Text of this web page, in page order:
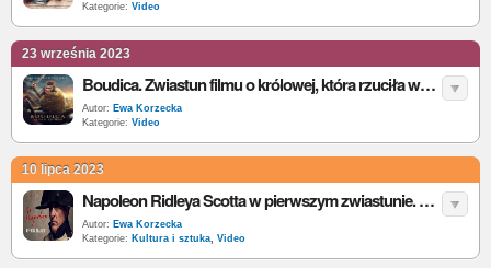
Kategorie: Video
23 września 2023
Boudica. Zwiastun filmu o królowej, która rzuciła wyzwanie Cesarstwu Rzymskiemu
Autor: Ewa Korzecka
Kategorie: Video
10 lipca 2023
Napoleon Ridleya Scotta w pierwszym zwiastunie. Zapowiada się wielkie kino
Autor: Ewa Korzecka
Kategorie: Kultura i sztuka, Video